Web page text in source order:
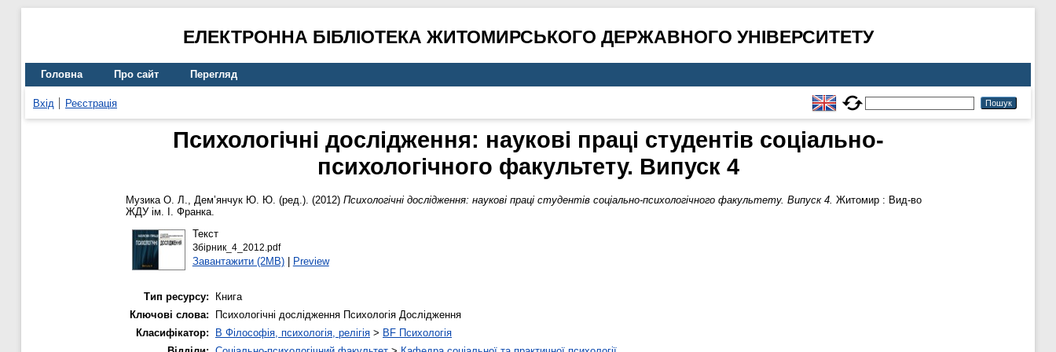
ЕЛЕКТРОННА БІБЛІОТЕКА ЖИТОМИРСЬКОГО ДЕРЖАВНОГО УНІВЕРСИТЕТУ
Головна Про сайт Перегляд
Вхід Реєстрація
Психологічні дослідження: наукові праці студентів соціально-
психологічного факультету. Випуск 4
Музика О. Л., Дем’янчук Ю. Ю. (ред.). (2012) Психологічні дослідження: наукові праці студентів соціально-психологічного факультету. Випуск 4. Житомир : Вид-во
ЖДУ ім. І. Франка.
Текст
Збірник_4_2012.pdf
Завантажити (2MB)| Preview
Тип ресурсу:
Книга
Ключові слова:
Психологічні дослідження Психологія Дослідження
Класифікатор:
B Філософія, психологія, релігія > BF Психологія